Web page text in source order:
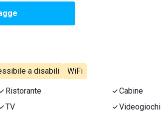
a disabili WiFi
Ristorante Cabine
TV Videogiochi